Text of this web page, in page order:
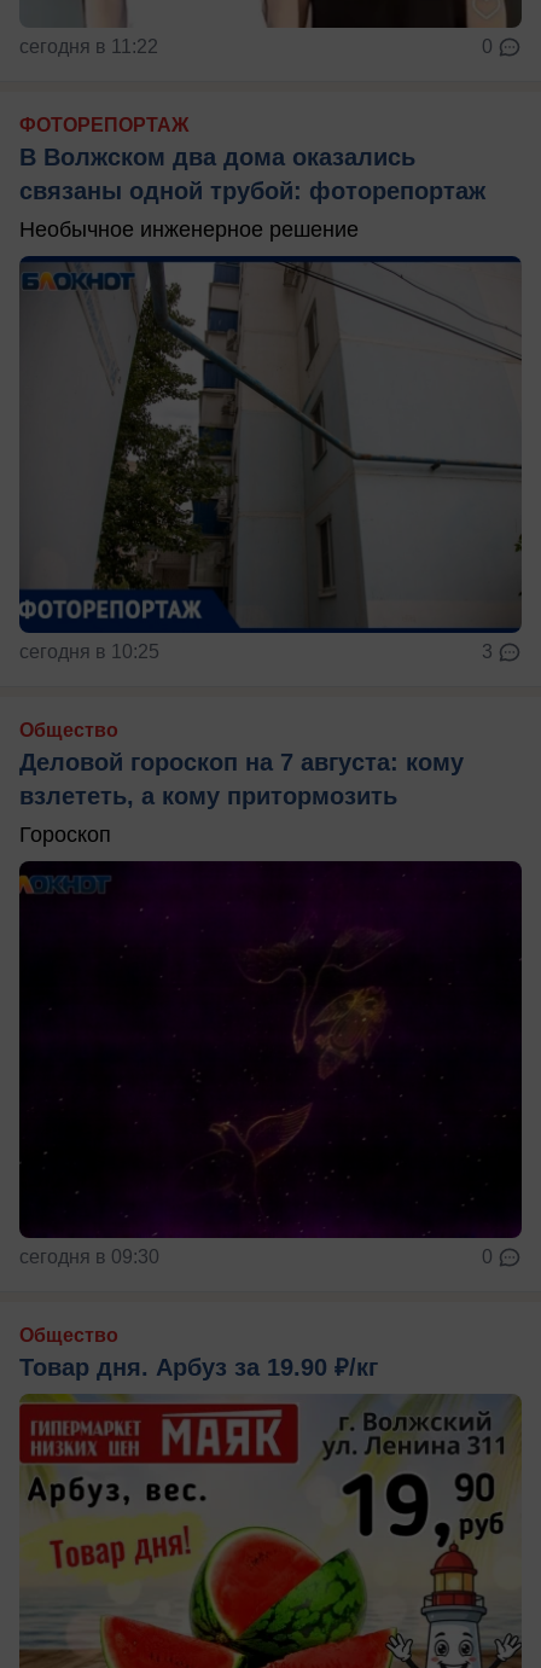
сегодня в 11:22 0
ФОТОРЕПОРТАЖ
В Волжском два дома оказались
связаны одной трубой: фоторепортаж
Необычное инженерное решение
сегодня в 10:25 3
Общество
Деловой гороскоп на 7 августа: кому
взлететь, а кому притормозить
Гороскоп
сегодня в 09:30 0
Общество
Товар дня. Арбуз за 19.90 ₽/кг